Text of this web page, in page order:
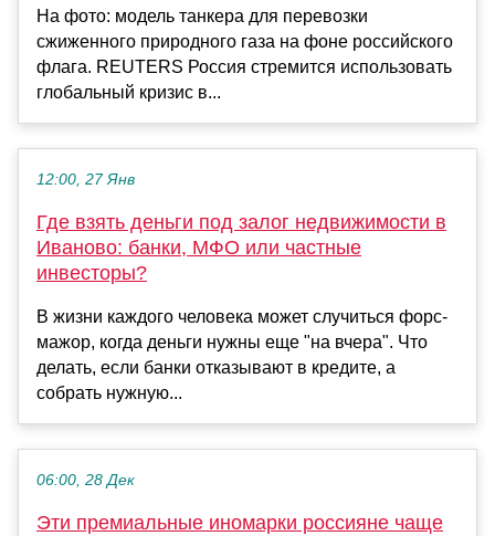
На фото: модель танкера для перевозки
сжиженного природного газа на фоне российского
флага. REUTERS Россия стремится использовать
глобальный кризис в...
12:00, 27 Янв
Где взять деньги под залог недвижимости в
Иваново: банки, МФО или частные
инвесторы?
В жизни каждого человека может случиться форс-
мажор, когда деньги нужны еще "на вчера". Что
делать, если банки отказывают в кредите, а
собрать нужную...
06:00, 28 Дек
Эти премиальные иномарки россияне чаще